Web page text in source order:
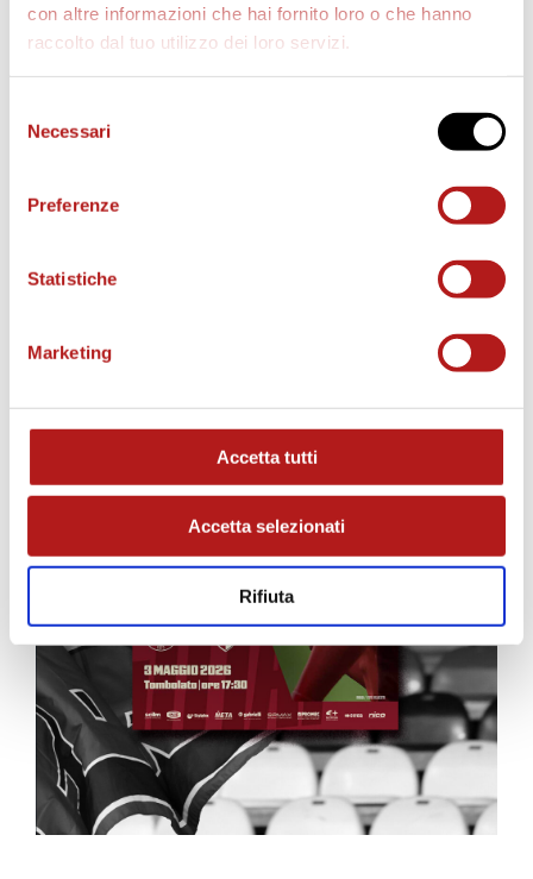
con altre informazioni che hai fornito loro o che hanno
raccolto dal tuo utilizzo dei loro servizi.
delNecessari
Preferenze
Statistiche
Marketing
Accetta tutti
Accetta selezionati
Rifiuta